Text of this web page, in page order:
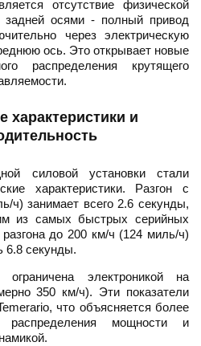
отсутствие физической
осями - полный привод
через электрическую
ось. Это открывает новые
распределения крутящего
характеристики и
силовой установки стали
характеристики. Разгон с
ч) занимает всего 2.6 секунды,
из самых быстрых серийных
до 200 км/ч (124 миль/ч)
6.8 секунды.
ограничена электроникой на
350 км/ч). Эти показатели
что объясняется более
распределения мощности и